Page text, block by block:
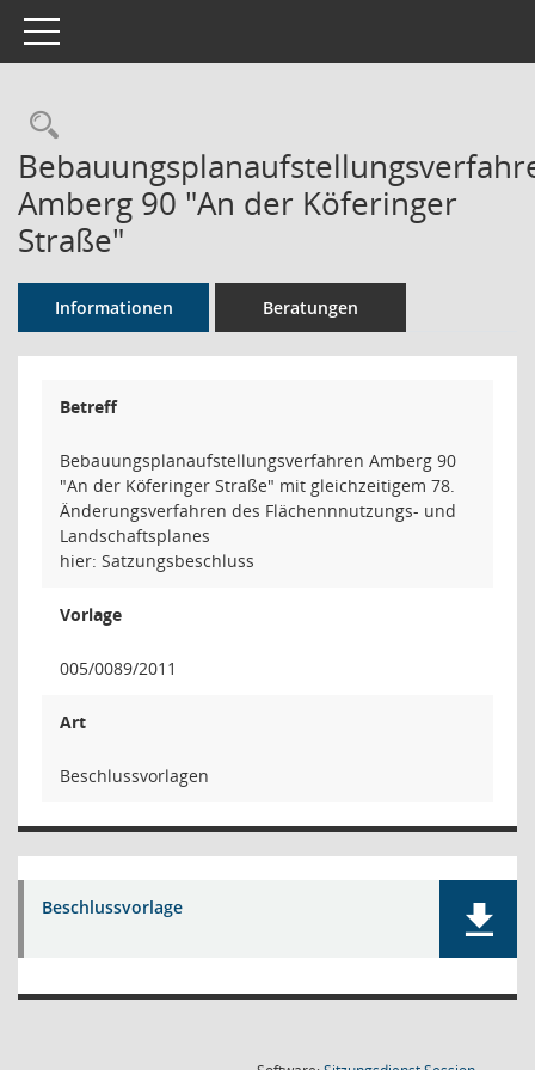
Toggle navigation
Rechercheauswahl
Amberg 90 "An der Köferinger
Straße"
Informationen Beratungen
Betreff
Bebauungsplanaufstellungsverfahren Amberg 90
"An der Köferinger Straße" mit gleichzeitigem 78.
Änderungsverfahren des Flächennnutzungs- und
Landschaftsplanes
hier: Satzungsbeschluss
Vorlage
005/0089/2011
Art
Beschlussvorlagen
Beschlussvorlage